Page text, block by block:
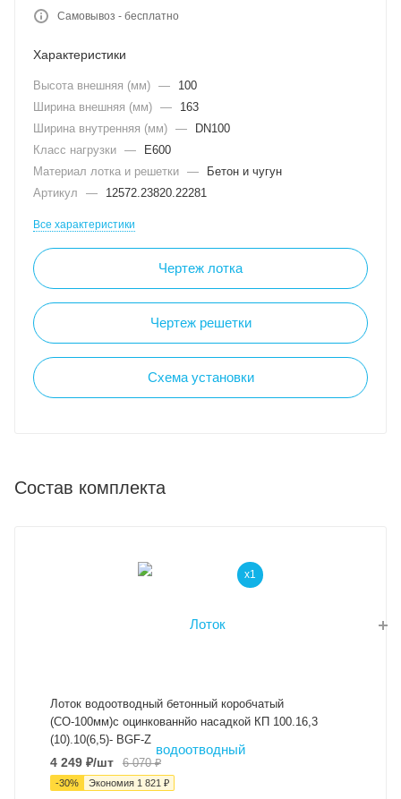
Самовывоз - бесплатно
Характеристики
Высота внешняя (мм) —
100
Ширина внешняя (мм) —
163
Ширина внутренняя (мм) —
DN100
Класс нагрузки —
E600
Материал лотка и решетки —
Бетон и чугун
Артикул
— 12572.23820.22281
Все характеристики
Чертеж лотка
Чертеж решетки
Схема установки
Состав комплекта
x1
Лоток водоотводный бетонный коробчатый
(СО-100мм)с оцинкованнйо насадкой КП 100.16,3
(10).10(6,5)- BGF-Z
4 249₽/шт 6 070₽
-30% Экономия 1 821 ₽